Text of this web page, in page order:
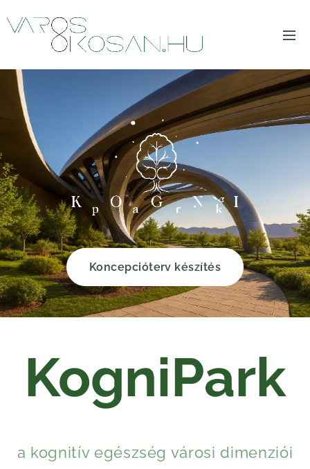
Koncepcióterv készítés
KogniPark
a kognitív egészség városi dimenziói